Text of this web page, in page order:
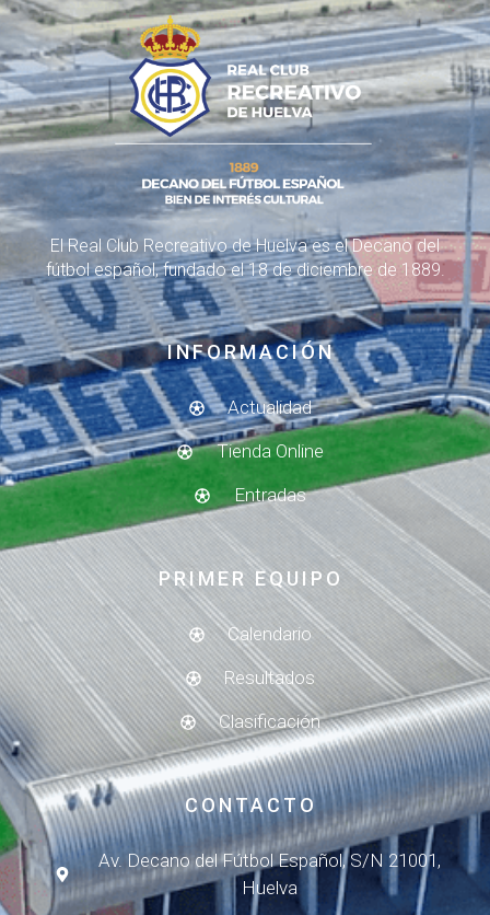
El Real Club Recreativo de Huelva es el Decano del
fútbol español, fundado el 18 de diciembre de 1889.
INFORMACIÓN
Actualidad
Tienda Online
Entradas
PRIMER EQUIPO
Calendario
Resultados
Clasificación
CONTACTO
Av. Decano del Fútbol Español, S/N 21001,
Huelva